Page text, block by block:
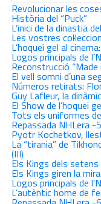
Revolucionar les
Història del “Puck”
L’inici de la dinastia
Les vostres
L’hoquei gel al
Logos principals de
Reconstrucció “Made
El vell somni d’una
Números retirats:
Guy Lafleur, la
El Show de l’hoquei
Tots els uniformes
Repassada NHLera -
Pyotr Kochetkov,
La “tirania” de
(III)
Els Kings dels
Els Kings giren la
Logos principals de
L’autèntic home de